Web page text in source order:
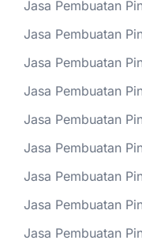
Jasa Pembuatan
Jasa Pembuatan
Jasa Pembuatan
Jasa Pembuatan
Jasa Pembuatan
Jasa Pembuatan
Jasa Pembuatan
Jasa Pembuatan
Jasa Pembuatan